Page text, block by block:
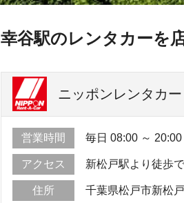
幸谷駅のレンタカーを
ニッポンレンタカ
営業時間 毎日 08:00 ～ 20:00
アクセス 新松戸駅より徒歩
住所 千葉県松戸市新松